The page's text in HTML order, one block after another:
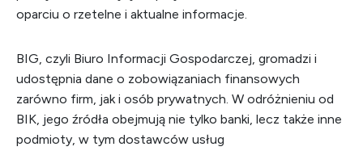
oparciu o rzetelne i aktualne informacje.
BIG, czyli Biuro Informacji Gospodarczej, gromadzi i
udostępnia dane o zobowiązaniach finansowych
zarówno firm, jak i osób prywatnych. W odróżnieniu od
BIK, jego źródła obejmują nie tylko banki, lecz także inne
podmioty, w tym dostawców usług